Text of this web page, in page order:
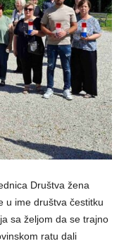
Društva žena
u ime društva čestitku
sa željom da se trajno
ratu dali